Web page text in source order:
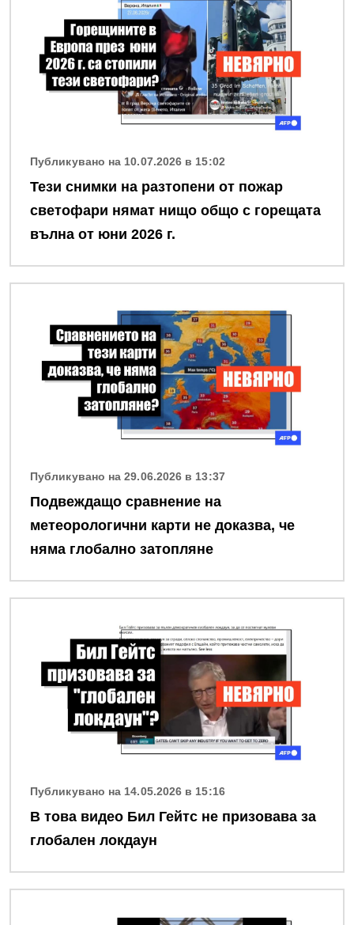
Публикувано на 10.07.2026 в 15:02
Тези снимки на разтопени от пожар
светофари нямат нищо общо с горещата
вълна от юни 2026 г.
Публикувано на 29.06.2026 в 13:37
Подвеждащо сравнение на
метеорологични карти не доказва, че
няма глобално затопляне
Публикувано на 14.05.2026 в 15:16
В това видео Бил Гейтс не призовава за
глобален локдаун